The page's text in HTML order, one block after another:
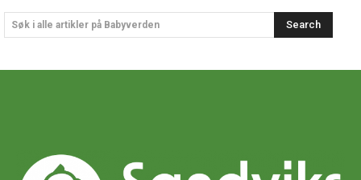
Søk i alle artikler på Babyverden Search